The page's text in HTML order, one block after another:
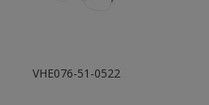
VHE076-51-0522